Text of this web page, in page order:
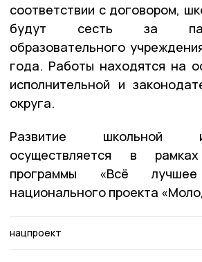
соответствии с договором,
будут сесть за
образовательного
года. Работы находятся на
исполнительной и
округа.
Развитие школьной
осуществляется в
программы «Всё
национального проекта
нацпроект